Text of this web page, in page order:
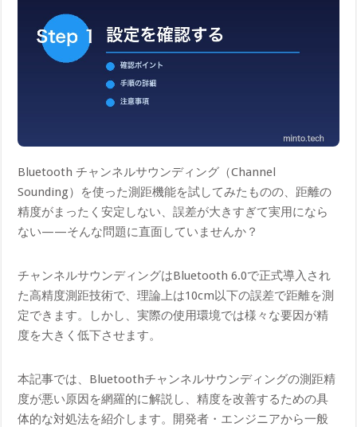
Bluetooth チャンネルサウンディング（Channel
Sounding）を使った測距機能を試してみたものの、距離の
精度がまったく安定しない、誤差が大きすぎて実用になら
ない——そんな問題に直面していませんか？
チャンネルサウンディングはBluetooth 6.0で正式導入され
た高精度測距技術で、理論上は10cm以下の誤差で距離を測
定できます。しかし、実際の使用環境では様々な要因が精
度を大きく低下させます。
本記事では、Bluetoothチャンネルサウンディングの測距精
度が悪い原因を網羅的に解説し、精度を改善するための具
体的な対処法を紹介します。開発者・エンジニアから一般